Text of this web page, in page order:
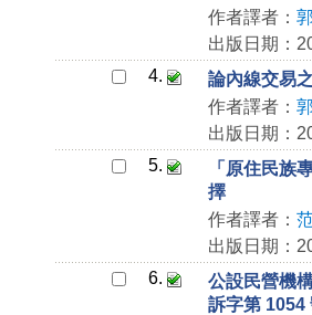
作者譯者：
出版日期：
4.
論內線交易
作者譯者：
出版日期：
5.
「原住民族
擇
作者譯者：
出版日期：
6.
公設民營機
訴字第 1054